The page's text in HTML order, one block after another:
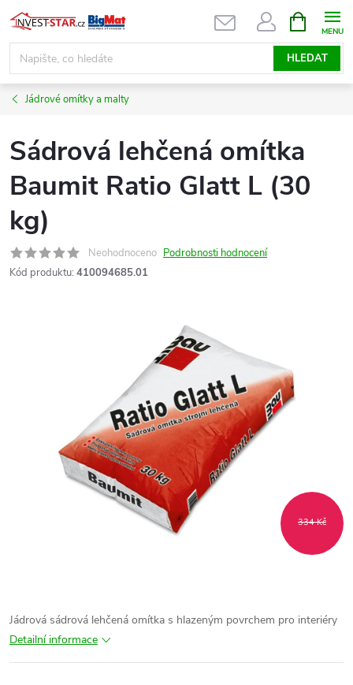
Přejít
na
obsah
HLEDAT
NÁKUPNÍ
KOŠÍK
Jádrové omítky a malty
Sádrová lehčená omítka
Baumit Ratio Glatt L (30
kg)
Neohodnoceno Podrobnosti hodnocení
Kód produktu: 410094685.01
334 Kč
Jádrová sádrová lehčená omítka s hlazeným povrchem pro interiéry
Detailní informace